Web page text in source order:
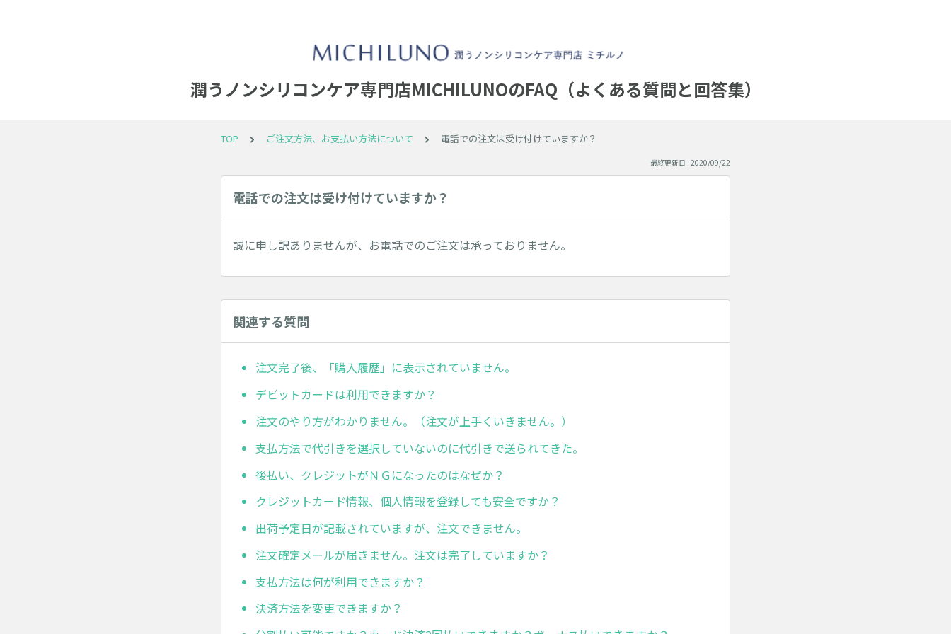
潤うノンシリコンケア専門店MICHILUNOのFAQ（よくある質問と回答集）
TOP ご注文方法、お支払い方法について 電話での注文は受け付けていますか？
最終更新日 : 2020/09/22
電話での注文は受け付けていますか？
誠に申し訳ありませんが、お電話でのご注文は承っておりません。
関連する質問
注文完了後、「購入履歴」に表示されていません。
デビットカードは利用できますか？
注文のやり方がわかりません。（注文が上手くいきません。）
支払方法で代引きを選択していないのに代引きで送られてきた。
後払い、クレジットがＮＧになったのはなぜか？
クレジットカード情報、個人情報を登録しても安全ですか？
出荷予定日が記載されていますが、注文できません。
注文確定メールが届きません。注文は完了していますか？
支払方法は何が利用できますか？
決済方法を変更できますか？